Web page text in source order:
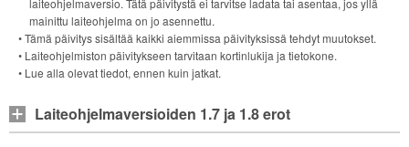
laiteohjelmaversio. Tätä päivitystä ei tarvitse ladata tai asentaa, jos yllä
mainittu laiteohjelma on jo asennettu.
• Tämä päivitys sisältää kaikki aiemmissa päivityksissä tehdyt muutokset.
• Laiteohjelmiston päivitykseen tarvitaan kortinlukija ja tietokone.
• Lue alla olevat tiedot, ennen kuin jatkat.
Laiteohjelmaversioiden 1.7 ja 1.8 erot